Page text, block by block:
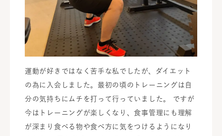
運動が好きではなく苦手な私でしたが、ダイエット
の為に入会しました。最初の頃のトレーニングは自
分の気持ちにムチを打って行っていました。 ですが
今はトレーニングが楽しくなり、食事管理にも理解
が深まり食べる物や食べ方に気をつけるようになり